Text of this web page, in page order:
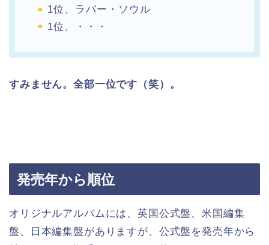
1位、ラバー・ソウル
1位、・・・
すみません。全部一位です（笑）。
発売年から順位
オリジナルアルバムには、英国公式盤、米国編集
盤、日本編集盤がありますが、公式盤を発売年から